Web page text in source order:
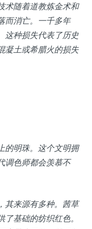
术随着道教炼金术和
而消亡。一千多年
这种损失代表了历史
凝土或希腊火的损失
的明珠。这个文明拥
调色师都会羡慕不
其来源有多种。茜草
基础的纺织红色。